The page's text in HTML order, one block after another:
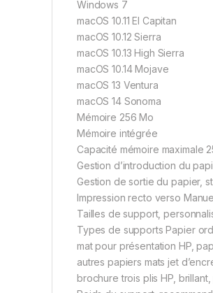
Windows 7
macOS 10.11 El Capitan
macOS 10.12 Sierra
macOS 10.13 High Sierra
macOS 10.14 Mojave
macOS 13 Ventura
macOS 14 Sonoma
Mémoire 256 Mo
Mémoire intégrée
Capacité mémoire maximale
Gestion d’introduction du
Gestion de sortie du papier,
Impression recto verso
Tailles de support,
Types de supports Papier
mat pour présentation HP,
autres papiers mats jet
brochure trois plis HP,